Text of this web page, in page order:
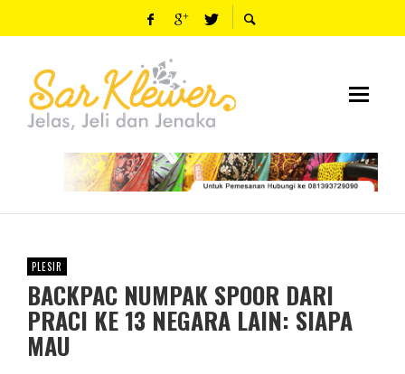
PLESIR
BACKPAC NUMPAK SPOOR DARI
PRACI KE 13 NEGARA LAIN: SIAPA
MAU